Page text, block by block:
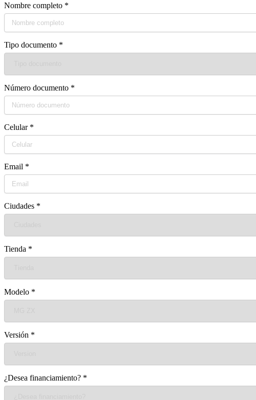
Nombre completo *
Tipo documento *
Número documento *
Celular*
Email *
Ciudades *
Tienda *
Modelo *
Versión *
¿Desea financiamiento? *